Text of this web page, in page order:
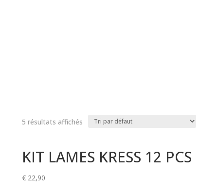
5 résultats affichés
KIT LAMES KRESS 12 PCS
€22,90